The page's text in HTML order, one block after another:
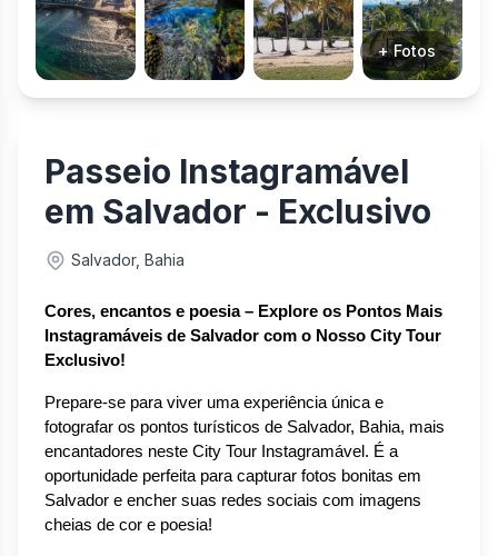
+ Fotos
Passeio Instagramável
em Salvador - Exclusivo
Salvador, Bahia
Cores, encantos e poesia – Explore os Pontos Mais
Instagramáveis de Salvador com o Nosso City Tour
Exclusivo!
Prepare-se para viver uma experiência única e
fotografar os pontos turísticos de Salvador, Bahia, mais
encantadores neste City Tour Instagramável. É a
oportunidade perfeita para capturar fotos bonitas em
Salvador e encher suas redes sociais com imagens
cheias de cor e poesia!